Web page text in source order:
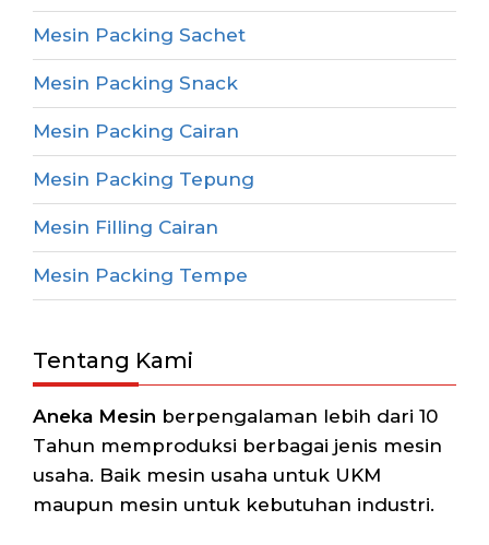
Mesin Packing Sachet
Mesin Packing Snack
Mesin Packing Cairan
Mesin Packing Tepung
Mesin Filling Cairan
Mesin Packing Tempe
Tentang Kami
Aneka Mesin berpengalaman lebih dari 10
Tahun memproduksi berbagai jenis mesin
usaha. Baik mesin usaha untuk UKM
maupun mesin untuk kebutuhan industri.